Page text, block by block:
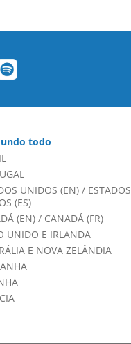
todo
UNIDOS (EN)/ ESTADOS
(ES)
(EN)/ CANADÁ (FR)
UNIDO E IRLANDA
E NOVA ZELÂNDIA